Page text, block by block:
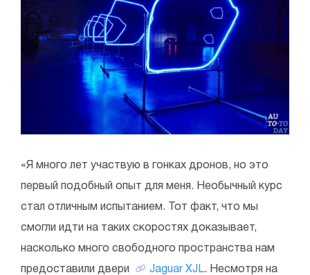
«Я много лет участвую в гонках дронов, но это
первый подобный опыт для меня. Необычный курс
стал отличным испытанием. Тот факт, что мы
смогли идти на таких скоростях доказывает,
насколько много свободного пространства нам
предоставили двери Jaguar XJL. Несмотря на